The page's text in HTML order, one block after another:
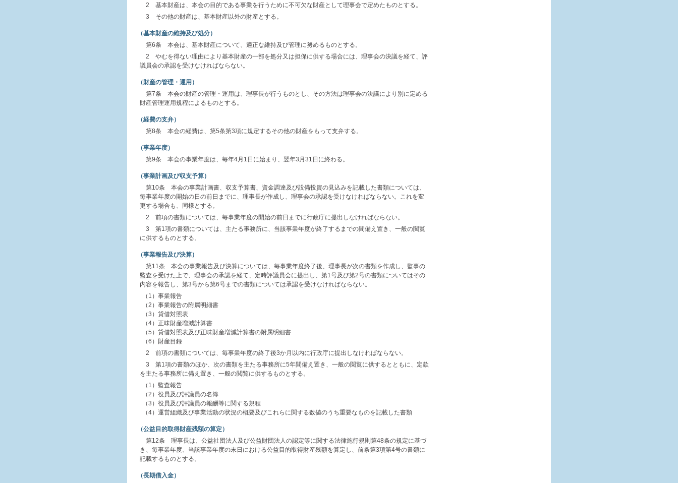
2 基本財産は、本会の目的である事業を行うために不可欠な財産として理事会で定めたものとする。
3 その他の財産は、基本財産以外の財産とする。
（基本財産の維持及び処分）
第6条 本会は、基本財産について、適正な維持及び管理に努めるものとする。
2 やむを得ない理由により基本財産の一部を処分又は担保に供する場合には、理事会の決議を経て、評
議員会の承認を受けなければならない。
（財産の管理・運用）
第7条 本会の財産の管理・運用は、理事長が行うものとし、その方法は理事会の決議により別に定める
財産管理運用規程によるものとする。
（経費の支弁）
第8条 本会の経費は、第5条第3項に規定するその他の財産をもって支弁する。
（事業年度）
第9条 本会の事業年度は、毎年4月1日に始まり、翌年3月31日に終わる。
（事業計画及び収支予算）
第10条 本会の事業計画書、収支予算書、資金調達及び設備投資の見込みを記載した書類については、
毎事業年度の開始の日の前日までに、理事長が作成し、理事会の承認を受けなければならない。これを変
更する場合も、同様とする。
2 前項の書類については、毎事業年度の開始の前日までに行政庁に提出しなければならない。
3 第1項の書類については、主たる事務所に、当該事業年度が終了するまでの間備え置き、一般の閲覧
に供するものとする。
（事業報告及び決算）
第11条 本会の事業報告及び決算については、毎事業年度終了後、理事長が次の書類を作成し、監事の
監査を受けた上で、理事会の承認を経て、定時評議員会に提出し、第1号及び第2号の書類についてはその
内容を報告し、第3号から第6号までの書類については承認を受けなければならない。
（1）事業報告
（2）事業報告の附属明細書
（3）貸借対照表
（4）正味財産増減計算書
（5）貸借対照表及び正味財産増減計算書の附属明細書
（6）財産目録
2 前項の書類については、毎事業年度の終了後3か月以内に行政庁に提出しなければならない。
3 第1項の書類のほか、次の書類を主たる事務所に5年間備え置き、一般の閲覧に供するとともに、定款
を主たる事務所に備え置き、一般の閲覧に供するものとする。
（1）監査報告
（2）役員及び評議員の名簿
（3）役員及び評議員の報酬等に関する規程
（4）運営組織及び事業活動の状況の概要及びこれらに関する数値のうち重要なものを記載した書類
（公益目的取得財産残額の算定）
第12条 理事長は、公益社団法人及び公益財団法人の認定等に関する法律施行規則第48条の規定に基づ
き、毎事業年度、当該事業年度の末日における公益目的取得財産残額を算定し、前条第3項第4号の書類に
記載するものとする。
（長期借入金）